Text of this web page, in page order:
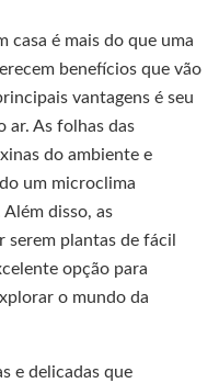
casa é mais do que uma
benefícios que vão
vantagens é seu
ar. As folhas das
do ambiente e
um microclima
disso, as
serem plantas de fácil
opção para
o mundo da
e delicadas que